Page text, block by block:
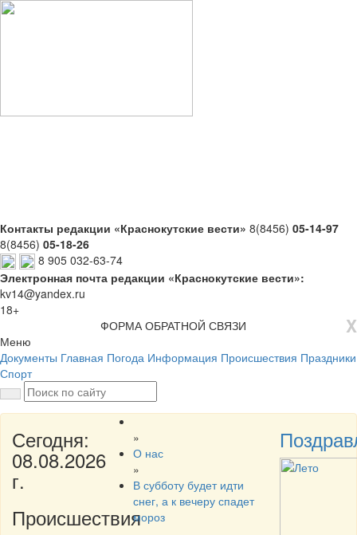
Контакты редакции «Краснокутские вести» 8(8456) 05-14-97
8(8456) 05-18-26
8 905 032-63-74
Электронная почта редакции «Краснокутские вести»:
kv14@yandex.ru
18+
X
ФОРМА ОБРАТНОЙ СВЯЗИ
Меню
Документы Главная Погода Информация Происшествия Праздники
Спорт
Сегодня:
08.08.2026
г.
Происшествия
»
О нас
»
В субботу будет идти
снег, а к вечеру спадет
мороз